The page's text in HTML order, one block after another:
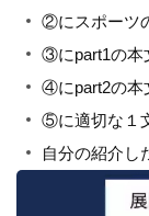
②にスポーツ
③にpart1の本
④にpart2の本
⑤に適切な１
自分の紹介し